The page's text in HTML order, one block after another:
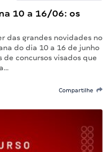
10 a 16/06: os
das grandes novidades no
do dia 10 a 16 de junho
concursos visados que
Compartilhe